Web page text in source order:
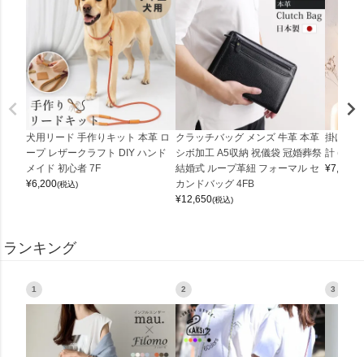
犬用リード 手作りキット 本革 ロ
ープ レザークラフト DIY ハンド
メイド 初心者 7F
¥6,200(税込)
クラッチバッグ メンズ 牛革 本革
シボ加工 A5収納 祝儀袋 冠婚葬祭
結婚式 ループ革紐 フォーマル セ
カンドバッグ 4FB
¥12,650(税込)
掛け時
計
¥7,150
ランキング
1 2 3